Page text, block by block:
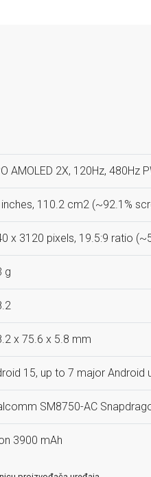
AMOLED 2X, 120Hz, 480Hz
110.2 cm2 (~92.1%
x 3120 pixels, 19.5:9 ratio
g
x 75.6 x 5.8 mm
15, up to 7 major Android
SM8750-AC
3900 mAh